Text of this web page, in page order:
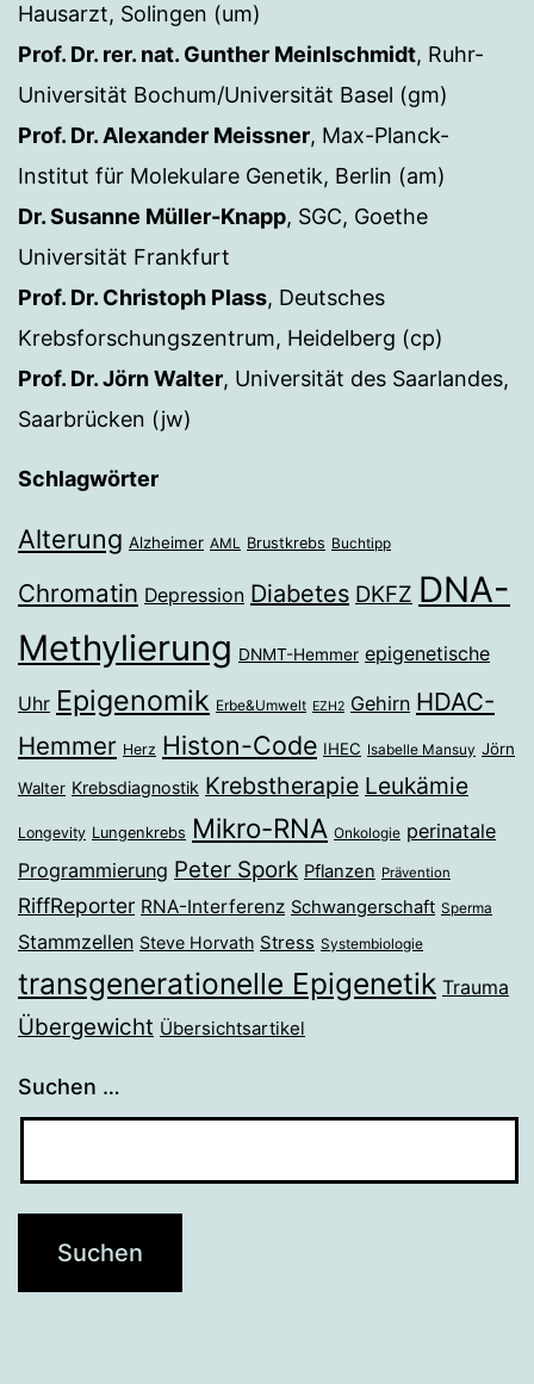
Hausarzt, Solingen (um)
Prof. Dr. rer. nat. Gunther Meinlschmidt, Ruhr-
Universität Bochum/Universität Basel (gm)
Prof. Dr. Alexander Meissner, Max-Planck-
Institut für Molekulare Genetik, Berlin (am)
Dr. Susanne Müller-Knapp, SGC, Goethe
Universität Frankfurt
Prof. Dr. Christoph Plass, Deutsches
Krebsforschungszentrum, Heidelberg (cp)
Prof. Dr. Jörn Walter, Universität des Saarlandes,
Saarbrücken (jw)
Schlagwörter
Alterung Alzheimer AML Brustkrebs Buchtipp
Chromatin Depression Diabetes DKFZ DNA-
Methylierung DNMT-Hemmer epigenetische
Uhr Epigenomik Erbe&Umwelt EZH2 Gehirn HDAC-
Hemmer Herz Histon-Code IHEC Isabelle Mansuy Jörn
Walter Krebsdiagnostik Krebstherapie Leukämie
Longevity Lungenkrebs Mikro-RNA Onkologie perinatale
Programmierung Peter Spork Pflanzen Prävention
RiffReporter RNA-Interferenz Schwangerschaft Sperma
Stammzellen Steve Horvath Stress Systembiologie
transgenerationelle Epigenetik Trauma
Übergewicht Übersichtsartikel
Suchen …